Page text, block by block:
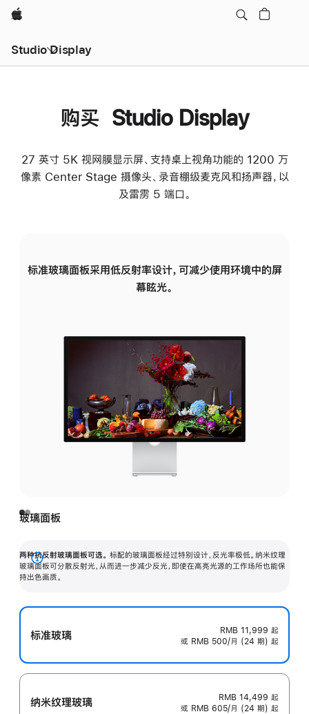
Apple
Studio Display
购买 Studio Display
27 英寸 5K 视网膜显示屏、支持桌上视角功能的 1200 万
像素 Center Stage 摄像头、录音棚级麦克风和扬声器，以
及雷雳 5 端口。
标准玻璃面板采用低反射率设计，可减少使用环境中的屏
幕眩光。
玻璃面板
两种抗反射玻璃面板可选。 标配的玻璃面板经过特别设计，反光率极低。纳米纹理
玻璃面板可分散反射光，从而进一步减少反光，即使在高亮光源的工作场所也能保
持出色画质。
展
开
标准玻璃 RMB 11,999 起
或 RMB 500/月 (24 期) 起
纳米纹理玻璃 RMB 14,499 起
或 RMB 605/月 (24 期) 起